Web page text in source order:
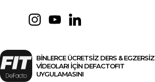
BİNLERCE ÜCRETSİZ DERS & EGZERSİZ
VİDEOLARI İÇİN DEFACTOFIT
UYGULAMASINI